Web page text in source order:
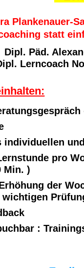
Dipl. Päd.
Lerncoach
individuellen
pro
Min. )
der
: